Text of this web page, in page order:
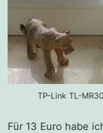
TP-Link TL-
Für 13 Euro habe